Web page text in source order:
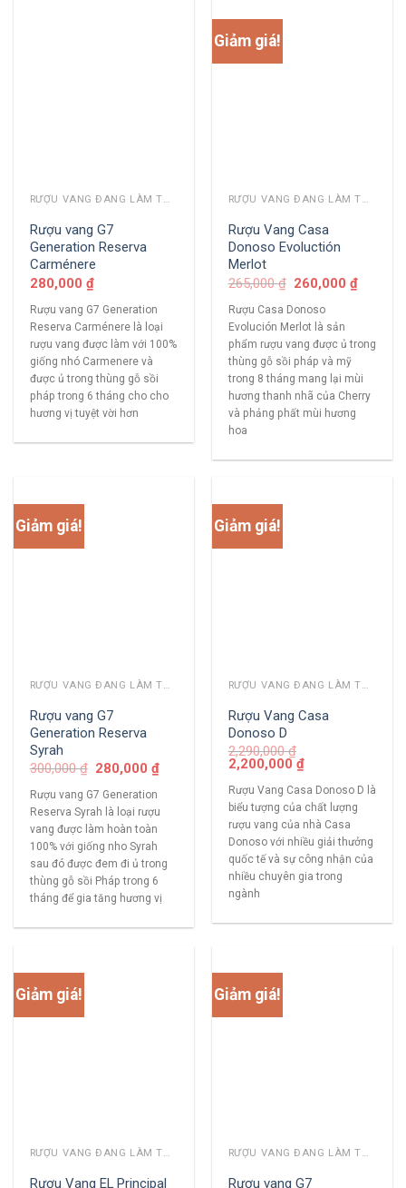
RƯỢU VANG ĐANG LÀM THỊ TRƯỜNG
Rượu vang G7
Generation Reserva
Carménere
280,000 ₫
Rượu vang G7 Generation
Reserva Carménere là loại
rượu vang được làm với 100%
giống nhó Carmenere và
được ủ trong thùng gỗ sồi
pháp trong 6 tháng cho cho
hương vị tuyệt vời hơn
Giảm giá!
RƯỢU VANG ĐANG LÀM THỊ TRƯỜNG
Rượu Vang Casa
Donoso Evoluctión
Merlot
265,000₫ 260,000₫
Rượu Casa Donoso
Evolución Merlot là sản
phẩm rượu vang được ủ trong
thùng gỗ sồi pháp và mỹ
trong 8 tháng mang lại mùi
hương thanh nhã của Cherry
và phảng phất mùi hương
hoa
Giảm giá!
RƯỢU VANG ĐANG LÀM THỊ TRƯỜNG
Rượu vang G7
Generation Reserva
Syrah
300,000₫ 280,000₫
Rượu vang G7 Generation
Reserva Syrah là loại rượu
vang được làm hoàn toàn
100% với giống nho Syrah
sau đó được đem đi ủ trong
thùng gỗ sồi Pháp trong 6
tháng để gia tăng hương vị
Giảm giá!
RƯỢU VANG ĐANG LÀM THỊ TRƯỜNG
Rượu Vang Casa
Donoso D
2,290,000₫
2,200,000₫
Rượu Vang Casa Donoso D là
biểu tượng của chất lượng
rượu vang của nhà Casa
Donoso với nhiều giải thưởng
quốc tế và sự công nhận của
nhiều chuyên gia trong
ngành
Giảm giá!
RƯỢU VANG ĐANG LÀM THỊ TRƯỜNG
Rượu Vang EL Principal
Giảm giá!
RƯỢU VANG ĐANG LÀM THỊ TRƯỜNG
Rượu vang G7